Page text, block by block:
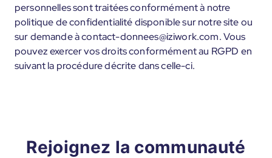
personnelles sont traitées conformément à notre
politique de confidentialité disponible sur notre site ou
sur demande à contact-donnees@iziwork.com. Vous
pouvez exercer vos droits conformément au RGPD en
suivant la procédure décrite dans celle-ci.
Rejoignez la communauté